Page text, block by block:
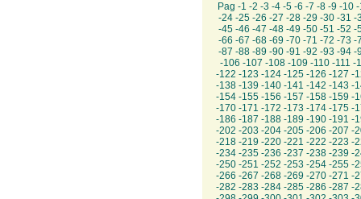
Pag -1 -2 -3-4-5-6 -7 -8-9-10-
-24 -25 -26 -27 -28 -29 -30 -31 -
-45 -46 -47 -48 -49 -50 -51 -52 -
-66 -67 -68 -69 -70 -71 -72 -73 -
-87 -88 -89 -90 -91 -92 -93 -94 -
-106 -107 -108 -109 -110 -111 -
-122 -123-124-125-126 -127 -
-138-139-140-141 -142 -143-
-154-155-156 -157 -158-159-
-170-171 -172 -173-174-175-
-186 -187 -188-189-190-191 -
-202 -203 -204 -205 -206 -207 -
-218-219-220-221 -222 -223-
-234-235-236 -237 -238-239-
-250-251 -252 -253-254-255-
-266 -267 -268-269-270-271 -
-282 -283-284-285-286 -287 -